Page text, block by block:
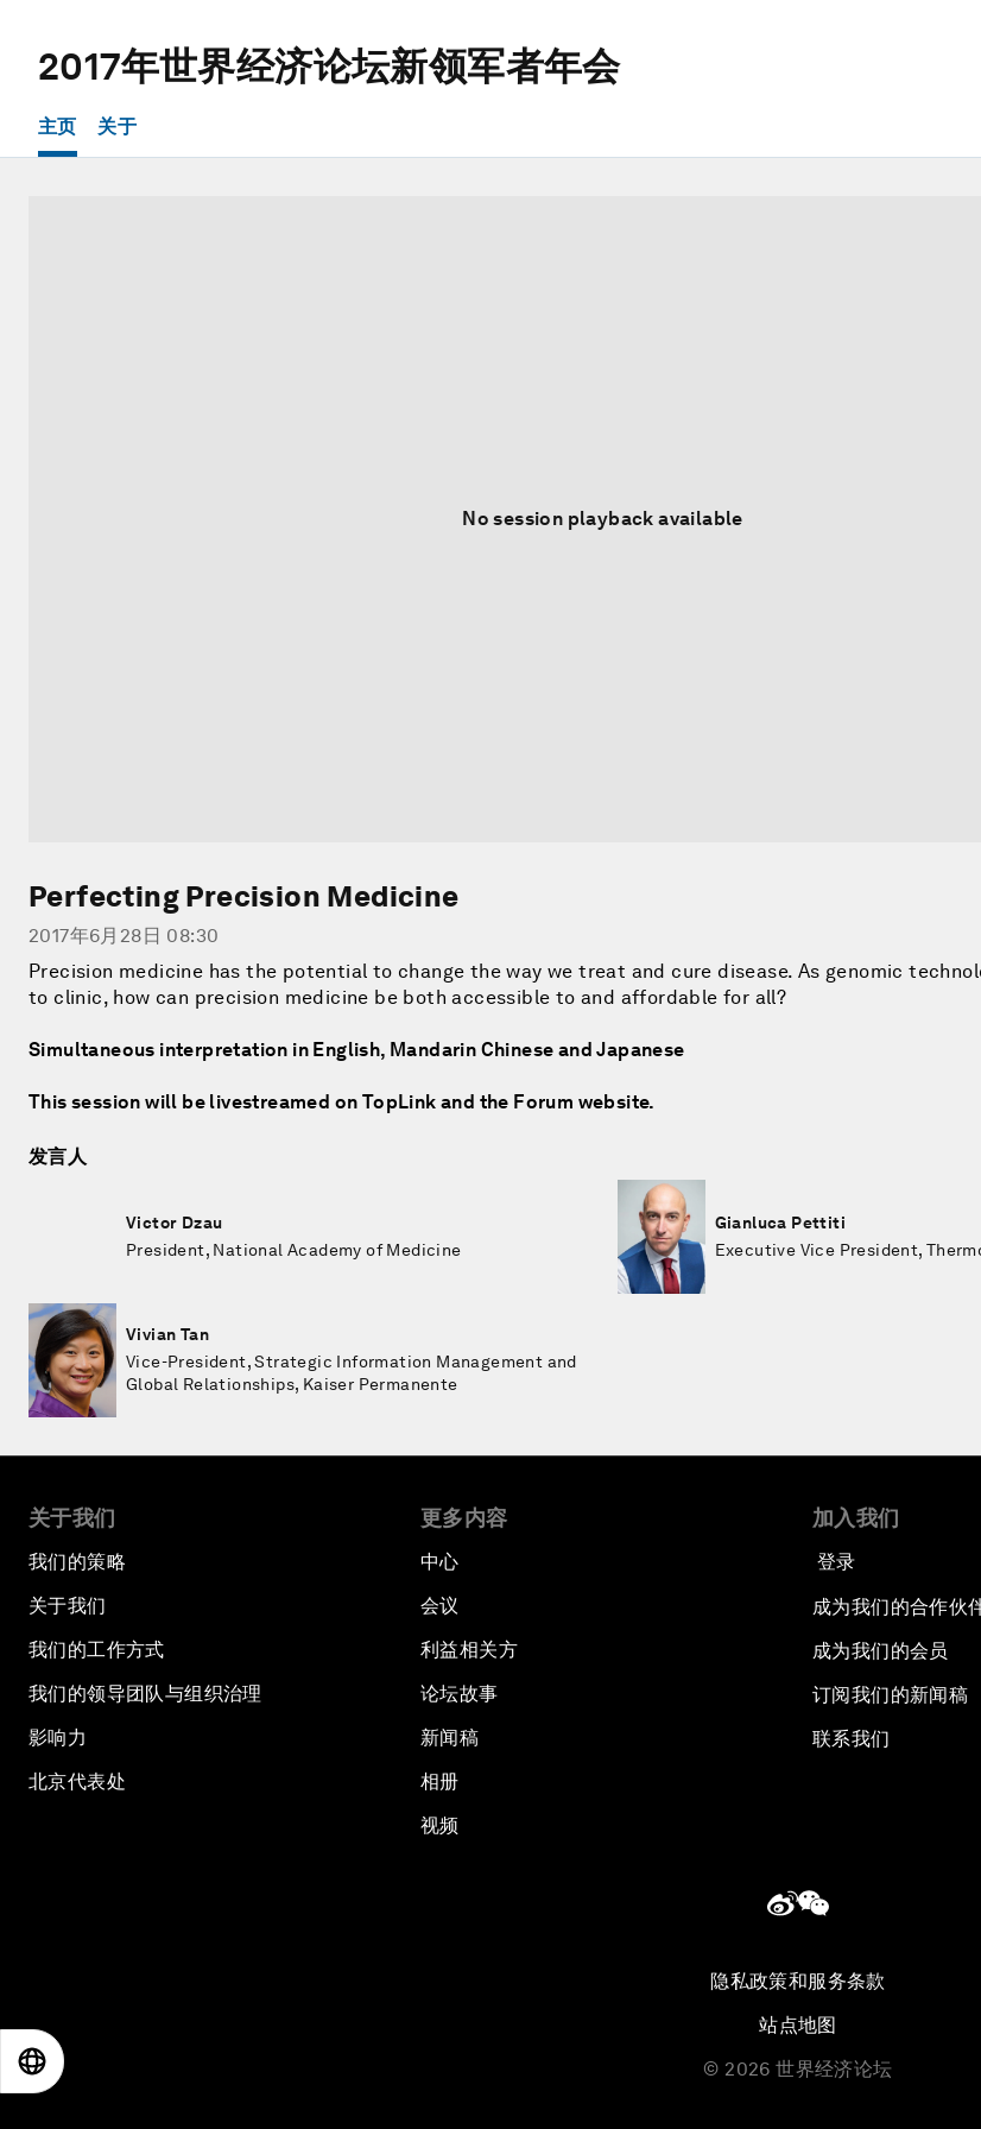
2017年世界经济论坛新领军者年会
主页 关于
No session playback available
Perfecting Precision Medicine
2017年6月28日 08:30
Precision medicine has the potential to change the way we treat and cure disease. As genomic
to clinic, how can precision medicine be both accessible to and affordable for all?
Simultaneous interpretation in English, Mandarin Chinese and Japanese
This session will be livestreamed on TopLink and the Forum website.
发言人
Victor Dzau
President, National Academy of Medicine
Gianluca Pettiti
Executive Vice President,
Vivian Tan
Vice-President, Strategic Information Management and
Global Relationships, Kaiser Permanente
关于我们
我们的策略
关于我们
我们的工作方式
我们的领导团队与组织治理
影响力
北京代表处
更多内容
中心
会议
利益相关方
论坛故事
新闻稿
相册
视频
加入我们
登录
成为我们的合作伙
成为我们的会员
订阅我们的新闻稿
联系我们
隐私政策和服务条款
站点地图
© 2026 世界经济论坛